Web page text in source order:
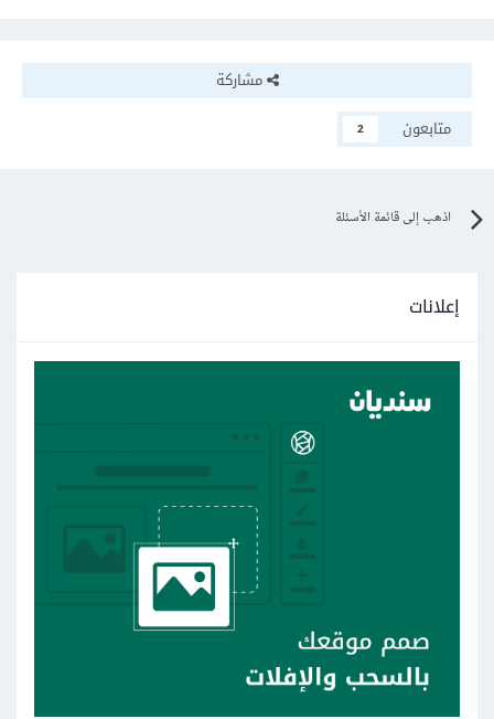
مشاركة
متابعون
2
اذهب إلى قائمة الأسئلة
إعلانات